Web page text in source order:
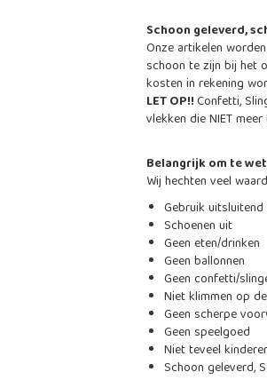
Schoon geleverd,
Onze artikelen
schoon te zijn bij het
kosten in rekening
LET OP!!Confetti,
vlekken die NIET
Belangrijk om te
Wij hechten veel
Gebruik
Schoenen uit
Geen eten/drinken
Geen ballonnen
Geen confetti/
Niet klimmen op
Geen scherpe
Geen speelgoed
Niet teveel
Schoon geleverd,